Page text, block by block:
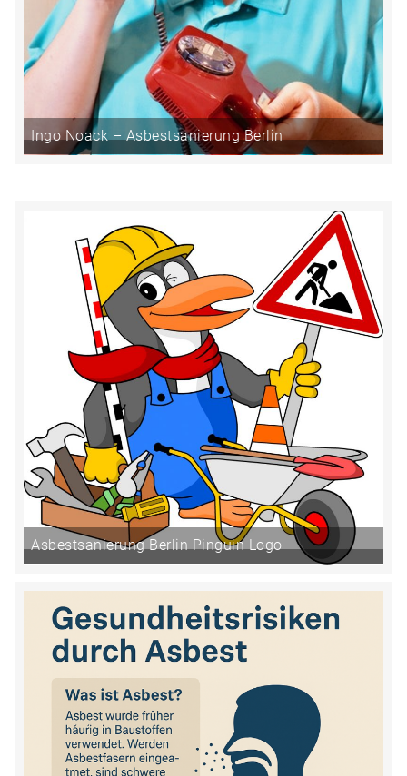
Ingo Noack – Asbestsanierung Berlin
Asbestsanierung Berlin Pinguin Logo